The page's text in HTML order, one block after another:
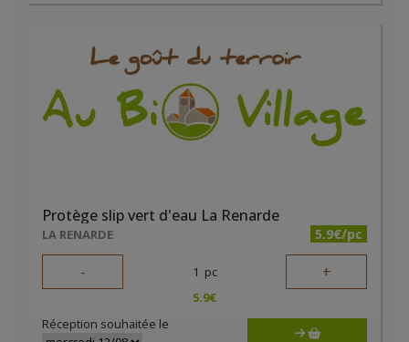
Protège slip vert d'eau La Renarde
LA RENARDE 5.9€/pc
- 1 pc +
5.9€
Réception souhaitée le